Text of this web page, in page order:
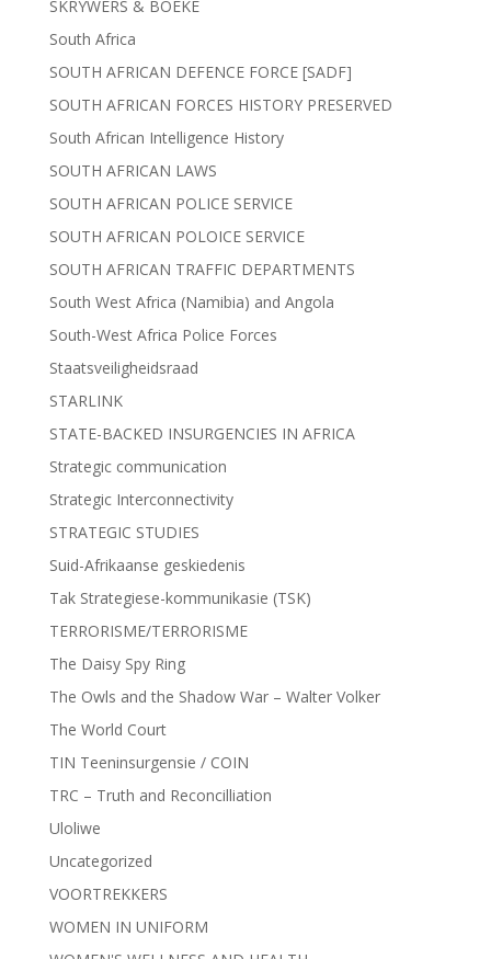
SKRYWERS & BOEKE
South Africa
SOUTH AFRICAN DEFENCE FORCE [SADF]
SOUTH AFRICAN FORCES HISTORY PRESERVED
South African Intelligence History
SOUTH AFRICAN LAWS
SOUTH AFRICAN POLICE SERVICE
SOUTH AFRICAN POLOICE SERVICE
SOUTH AFRICAN TRAFFIC DEPARTMENTS
South West Africa (Namibia) and Angola
South-West Africa Police Forces
Staatsveiligheidsraad
STARLINK
STATE-BACKED INSURGENCIES IN AFRICA
Strategic communication
Strategic Interconnectivity
STRATEGIC STUDIES
Suid-Afrikaanse geskiedenis
Tak Strategiese-kommunikasie (TSK)
TERRORISME/TERRORISME
The Daisy Spy Ring
The Owls and the Shadow War – Walter Volker
The World Court
TIN Teeninsurgensie / COIN
TRC – Truth and Reconcilliation
Uloliwe
Uncategorized
VOORTREKKERS
WOMEN IN UNIFORM